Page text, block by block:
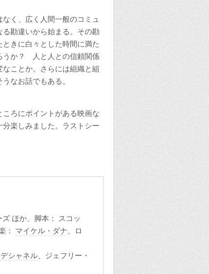
く、広く人間一般のコミュ
勘違いから始まる。その勘
きに白々とした時間に満た
うか？ 人と人との信頼関係
ことか。さらには組織と組
なお話でもある。
ろにポイントがある映画な
楽しみました。ラストシー
ほか、脚本： スコッ
： マイケル・ダナ 、ロ
シャネル 、ジェフリー・